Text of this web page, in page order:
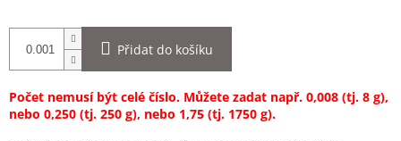
Přidat do košíku
Počet nemusí být celé číslo. Můžete zadat např. 0,008 (tj. 8 g),
nebo 0,250 (tj. 250 g), nebo 1,75 (tj. 1750 g).